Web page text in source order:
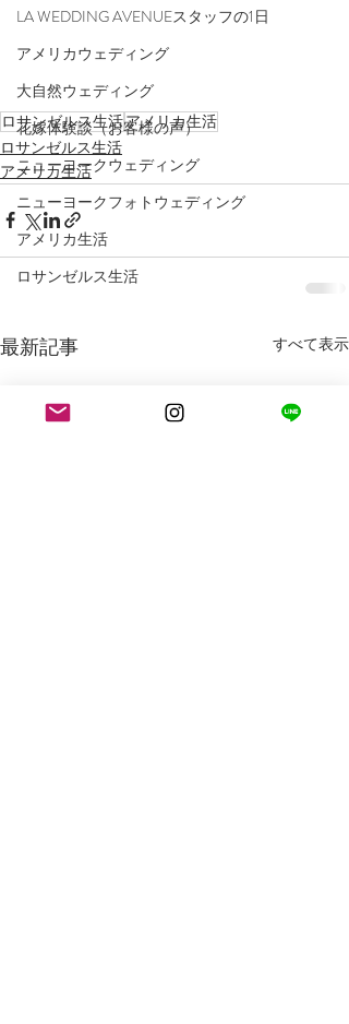
LA WEDDING AVENUEスタッフの1日
アメリカウェディング
大自然ウェディング
花嫁体験談（お客様の声）
ニューヨークウェディング
ニューヨークフォトウェディング
アメリカ生活
ロサンゼルス生活
ロサンゼルス生活アメリカ生活
ロサンゼルス生活
アメリカ生活
最新記事 すべて表示